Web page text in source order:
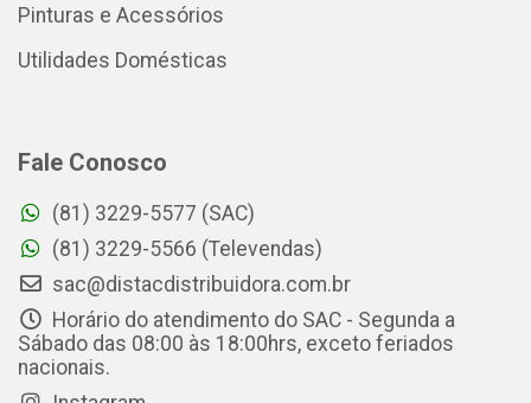
Pinturas e Acessórios
Utilidades Domésticas
Fale Conosco
(81) 3229-5577 (SAC)
(81) 3229-5566 (Televendas)
sac@distacdistribuidora.com.br
Horário do atendimento do SAC - Segunda a
Sábado das 08:00 às 18:00hrs, exceto feriados
nacionais.